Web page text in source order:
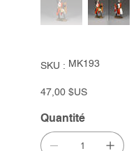
SKU : SKU
MK193
MK193
Prix
47,00 $US
Quantité